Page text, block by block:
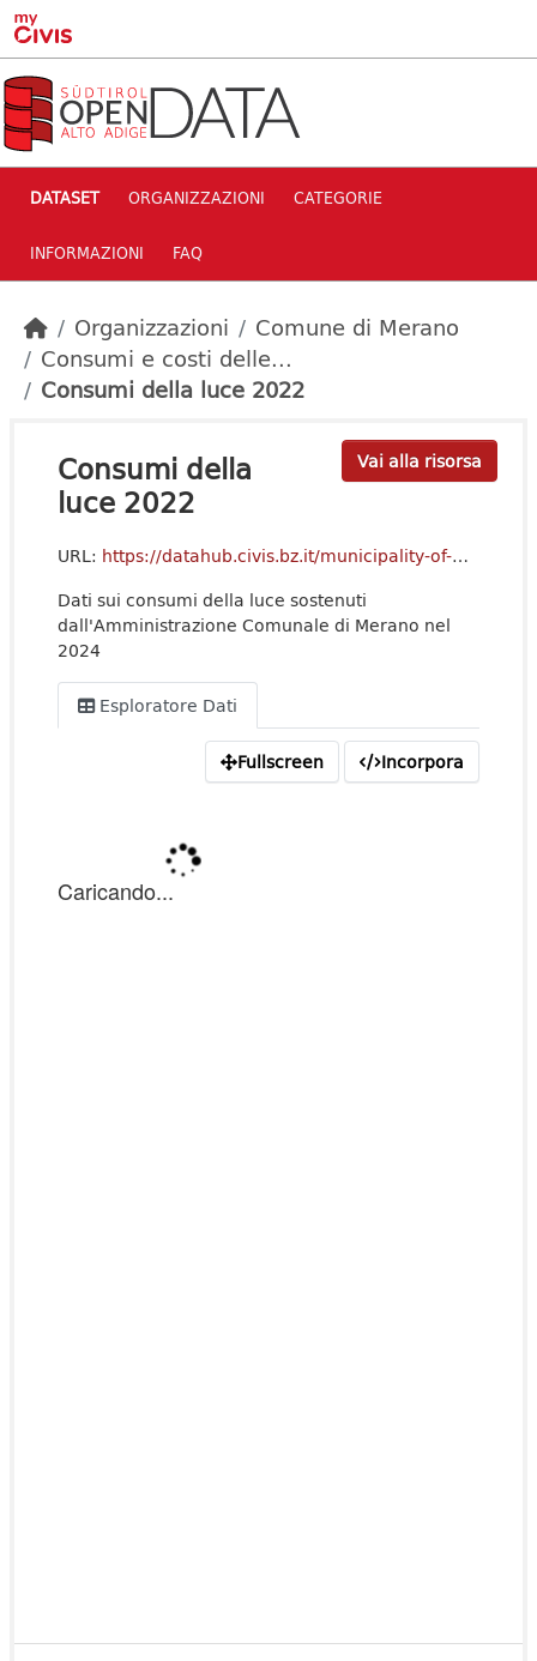
Skip to main content
DATASET ORGANIZZAZIONI CATEGORIE
INFORMAZIONI FAQ
Organizzazioni
Comune di Merano
Consumi e costi delle...
Consumi della luce 2022
Vai alla risorsa
Consumi della
luce 2022
URL: https://datahub.civis.bz.it/municipality-of-merano/StatisticheConsumi/2024_LUCE_CONSUMI.csv
Dati sui consumi della luce sostenuti
dall'Amministrazione Comunale di Merano nel
2024
Esploratore Dati
Fullscreen Incorpora